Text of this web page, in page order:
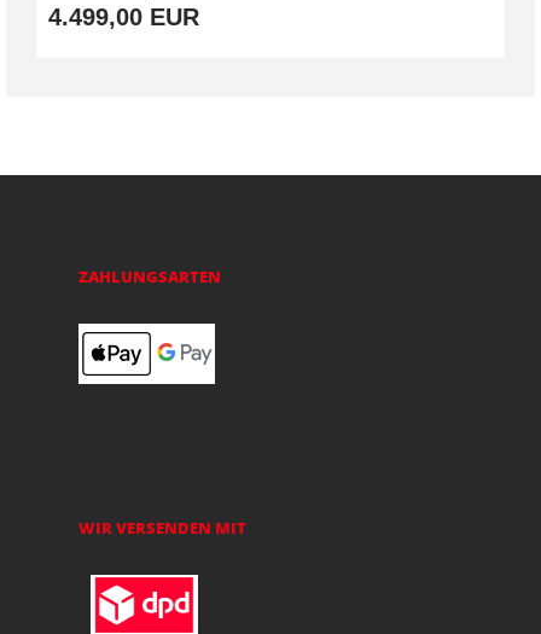
4.499,00 EUR
ZAHLUNGSARTEN
WIR VERSENDEN MIT